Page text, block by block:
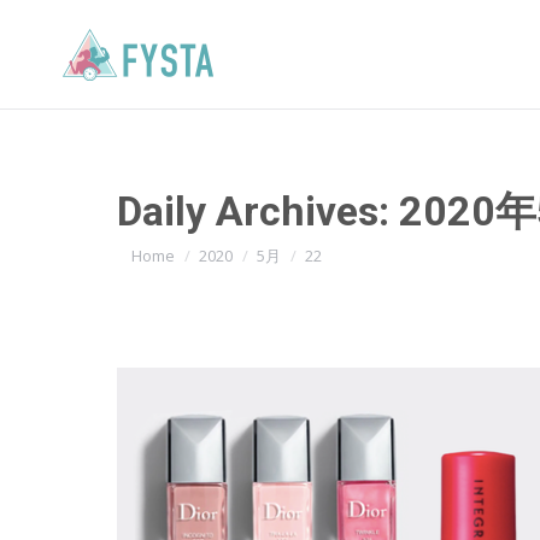
Daily Archives: 2020
You are here:
Home 2020 5月 22